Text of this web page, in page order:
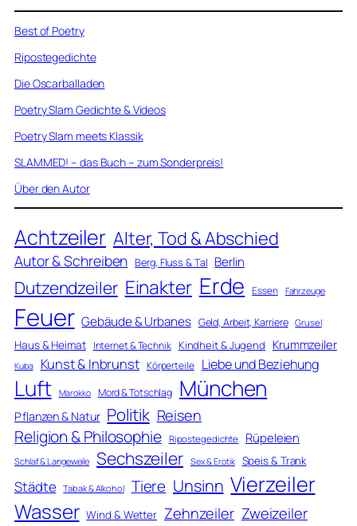
Best of Poetry
Ripostegedichte
Die Oscarballaden
Poetry Slam Gedichte & Videos
Poetry Slam meets Klassik
SLAMMED! – das Buch – zum Sonderpreis!
Über den Autor
Achtzeiler Alter, Tod & Abschied
Autor & Schreiben Berg, Fluss & Tal Berlin
Dutzendzeiler Einakter Erde Essen Fahrzeuge
Feuer Gebäude & Urbanes Geld, Arbeit, Karriere Grusel
Haus & Heimat Internet & Technik Kindheit & Jugend Krummzeiler
Kuba Kunst & Inbrunst Körperteile Liebe und Beziehung
Luft Marokko Mord & Totschlag München
Pflanzen & Natur Politik Reisen
Religion & Philosophie Ripostegedichte Rüpeleien
Schlaf & Langeweile Sechszeiler Sex & Erotik Speis & Trank
Städte Tabak & Alkohol Tiere Unsinn Vierzeiler
Wasser Wind & Wetter Zehnzeiler Zweizeiler